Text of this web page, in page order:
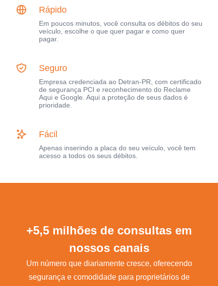
Rápido
Em poucos minutos, você consulta os débitos do seu
veículo, escolhe o que quer pagar e como quer
pagar.
Seguro
Empresa credenciada ao Detran-PR, com certificado
de segurança PCI e reconhecimento do Reclame
Aqui e Google. Aqui a proteção de seus dados é
prioridade.
Fácil
Apenas inserindo a placa do seu veículo, você tem
acesso a todos os seus débitos.
+5,5 milhões de consultas em
nossos canais
Um número que diariamente cresce, oferecendo
segurança e comodidade para proprietários de